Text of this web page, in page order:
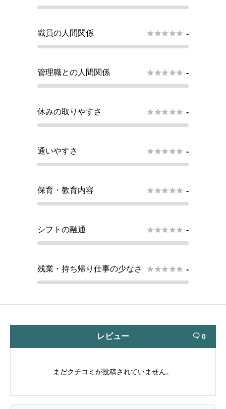
職員の人間関係  -
管理職との人間関係  -
休みの取りやすさ  -
通いやすさ  -
保育・教育内容  -
シフトの融通  -
残業・持ち帰り仕事の少なさ  -
レビュー  0
まだクチコミが投稿されていません。